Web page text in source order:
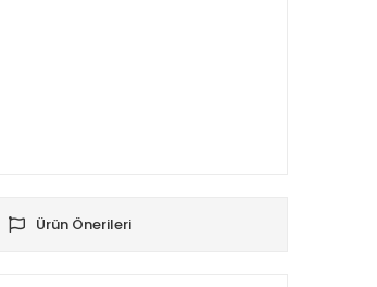
Ürün Önerileri